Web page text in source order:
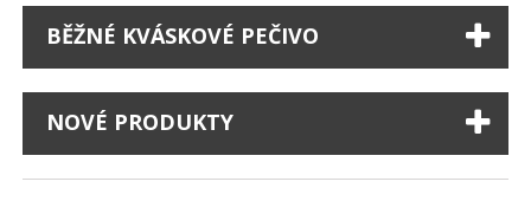
BĚŽNÉ KVÁSKOVÉ PEČIVO
NOVÉ PRODUKTY